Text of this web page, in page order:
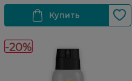
-20%